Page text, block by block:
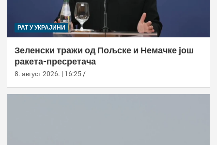
РАТ У УКРАЈИНИ
Зеленски тражи од Пољске и Немачке још
ракета-пресретача
8. август 2026. | 16:25